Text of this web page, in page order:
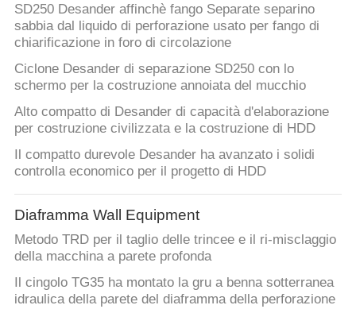
SD250 Desander affinchè fango Separate separino
sabbia dal liquido di perforazione usato per fango di
chiarificazione in foro di circolazione
Ciclone Desander di separazione SD250 con lo
schermo per la costruzione annoiata del mucchio
Alto compatto di Desander di capacità d'elaborazione
per costruzione civilizzata e la costruzione di HDD
Il compatto durevole Desander ha avanzato i solidi
controlla economico per il progetto di HDD
Diaframma Wall Equipment
Metodo TRD per il taglio delle trincee e il ri-misclaggio
della macchina a parete profonda
Il cingolo TG35 ha montato la gru a benna sotterranea
idraulica della parete del diaframma della perforazione